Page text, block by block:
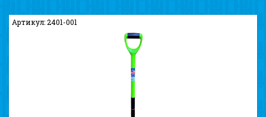
Артикул: 2401-001